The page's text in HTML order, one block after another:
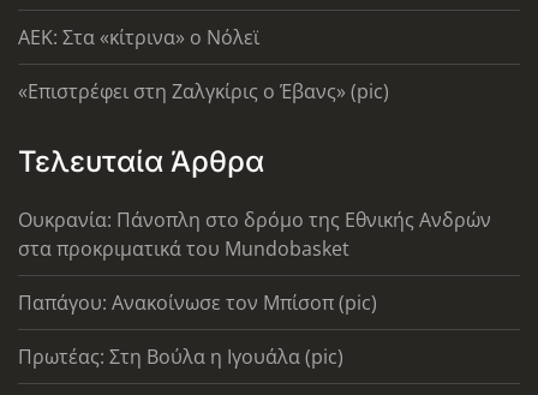
AEK: Στα «κίτρινα» ο Νόλεϊ
«Επιστρέφει στη Ζαλγκίρις ο Έβανς» (pic)
Τελευταία Άρθρα
Ουκρανία: Πάνοπλη στο δρόμο της Εθνικής Ανδρών
στα προκριματικά του Mundobasket
Παπάγου: Ανακοίνωσε τον Μπίσοπ (pic)
Πρωτέας: Στη Βούλα η Ιγουάλα (pic)